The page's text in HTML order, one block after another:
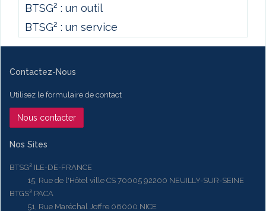
BTSG² : un outil
BTSG² : un service
Contactez-Nous
Utilisez le formulaire de contact
Nous contacter
Nos Sites
BTSG² ILE-DE-FRANCE
15, Rue de l'Hôtel ville CS 70005 92200 NEUILLY-SUR-SEINE
BTGS² PACA
51, Rue Maréchal Joffre 06000 NICE